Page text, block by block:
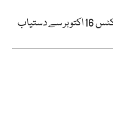
ٹی ٹوئنٹی اور ون ڈے انٹرنیشنل سیریز کے ٹکٹس 16 اکتوبر سے دستیاب